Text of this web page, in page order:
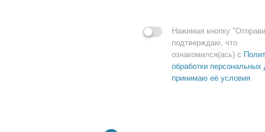
Нажимая кнопку
подтверждаю, что
ознакомился(ась) с
обработки персональных
принимаю её условия